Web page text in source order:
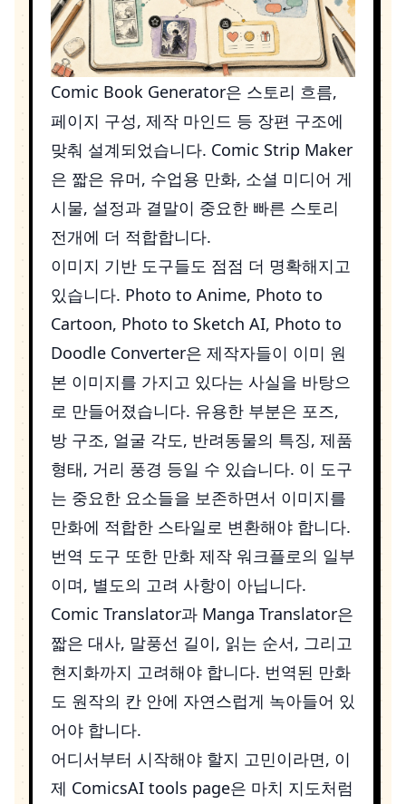
Comic Book Generator은 스토리 흐름,
페이지 구성, 제작 마인드 등 장편 구조에
맞춰 설계되었습니다. Comic Strip Maker
은 짧은 유머, 수업용 만화, 소셜 미디어 게
시물, 설정과 결말이 중요한 빠른 스토리
전개에 더 적합합니다.
이미지 기반 도구들도 점점 더 명확해지고
있습니다. Photo to Anime, Photo to
Cartoon, Photo to Sketch AI, Photo to
Doodle Converter은 제작자들이 이미 원
본 이미지를 가지고 있다는 사실을 바탕으
로 만들어졌습니다. 유용한 부분은 포즈,
방 구조, 얼굴 각도, 반려동물의 특징, 제품
형태, 거리 풍경 등일 수 있습니다. 이 도구
는 중요한 요소들을 보존하면서 이미지를
만화에 적합한 스타일로 변환해야 합니다.
번역 도구 또한 만화 제작 워크플로의 일부
이며, 별도의 고려 사항이 아닙니다.
Comic Translator과 Manga Translator은
짧은 대사, 말풍선 길이, 읽는 순서, 그리고
현지화까지 고려해야 합니다. 번역된 만화
도 원작의 칸 안에 자연스럽게 녹아들어 있
어야 합니다.
어디서부터 시작해야 할지 고민이라면, 이
제 ComicsAI tools page은 마치 지도처럼